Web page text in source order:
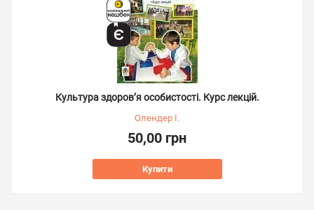
Культура здоров’я особистості. Курс лекцій.
Олендер І.
50,00 грн
Купити